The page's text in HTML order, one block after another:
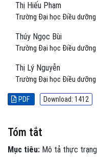
Thị Hiếu Phạm
Trường Đại học Điều dưỡng
Thúy Ngọc Bùi
Trường Đại học Điều dưỡng
Thị Lý Nguyễn
Trường Đại học Điều dưỡng
PDF Download: 1412
Tóm tắt
Mục tiêu: Mô tả thực